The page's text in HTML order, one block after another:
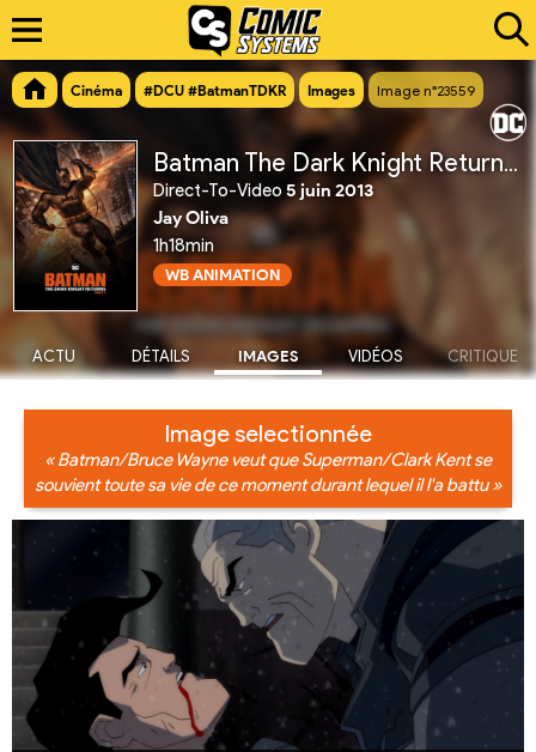
Cinéma #DCU #BatmanTDKR Images Image n°23559
Batman The Dark Knight Returns, Partie 2
Direct-To-Video 5 juin 2013
Jay Oliva
1h18min
WB ANIMATION
ACTU DÉTAILS IMAGES VIDÉOS CRITIQUE
Image selectionnée
« Batman/Bruce Wayne veut que Superman/Clark Kent se
souvient toute sa vie de ce moment durant lequel il l'a battu »